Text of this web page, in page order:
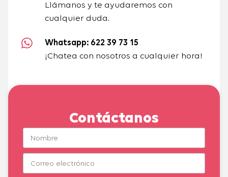
Llámanos y te ayudaremos con
cualquier duda.
Whatsapp: 622 39 73 15
¡Chatea con nosotros a cualquier hora!
Contáctanos